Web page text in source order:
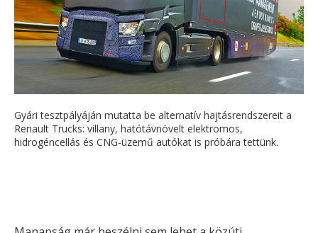
Gyári tesztpályáján mutatta be alternatív hajtásrendszereit a
Renault Trucks: villany, hatótávnövelt elektromos,
hidrogéncellás és CNG-üzemű autókat is próbára tettünk.